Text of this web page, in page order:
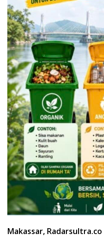
Makassar, Radarsultra.co